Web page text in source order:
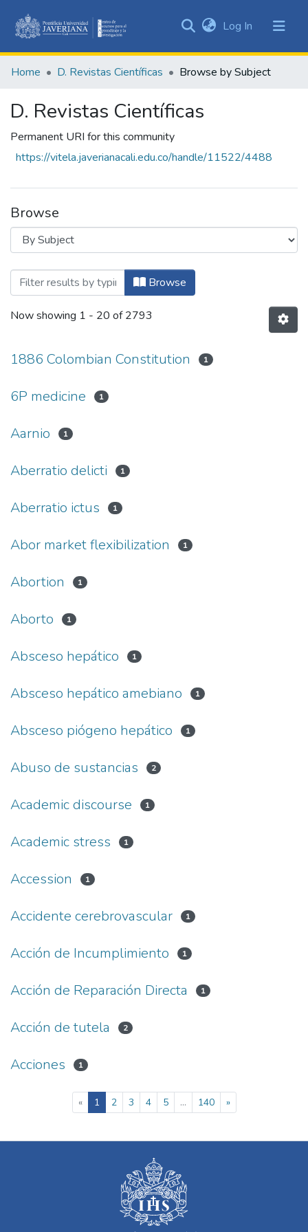
&
Collections
All of DSpace
Log In (current)
Home D. Revistas Científicas Browse by Subject
D. Revistas Científicas
Permanent URI for this community
https://vitela.javerianacali.edu.co/handle/11522/4488
Browse
Browsing D. Revistas Científicas by
Browse
Now showing 1 - 20 of 2793
1886 Colombian Constitution 1
6P medicine 1
Aarnio 1
Aberratio delicti 1
Aberratio ictus 1
Abor market flexibilization 1
Abortion 1
Aborto 1
Absceso hepático 1
Absceso hepático amebiano 1
Absceso piógeno hepático 1
Abuso de sustancias 2
Academic discourse 1
Academic stress 1
Accession 1
Accidente cerebrovascular 1
Acción de Incumplimiento 1
Acción de Reparación Directa 1
Acción de tutela 2
Acciones 1
« 1(current)
2 3 4 5 ... 140 »